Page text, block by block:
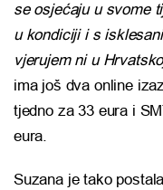
se osjećaju u svome
u kondiciji i s
vjerujem ni u
ima još dva online
tjedno za 33 eura i
eura.
Suzana je tako